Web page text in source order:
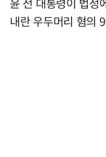
내란 우두머리 혐의